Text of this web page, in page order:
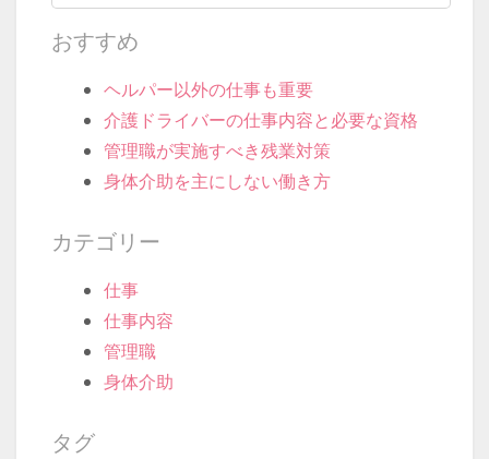
おすすめ
ヘルパー以外の仕事も重要
介護ドライバーの仕事内容と必要な資格
管理職が実施すべき残業対策
身体介助を主にしない働き方
カテゴリー
仕事
仕事内容
管理職
身体介助
タグ